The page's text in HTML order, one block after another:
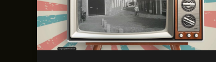
–
Terug
naar
1975,